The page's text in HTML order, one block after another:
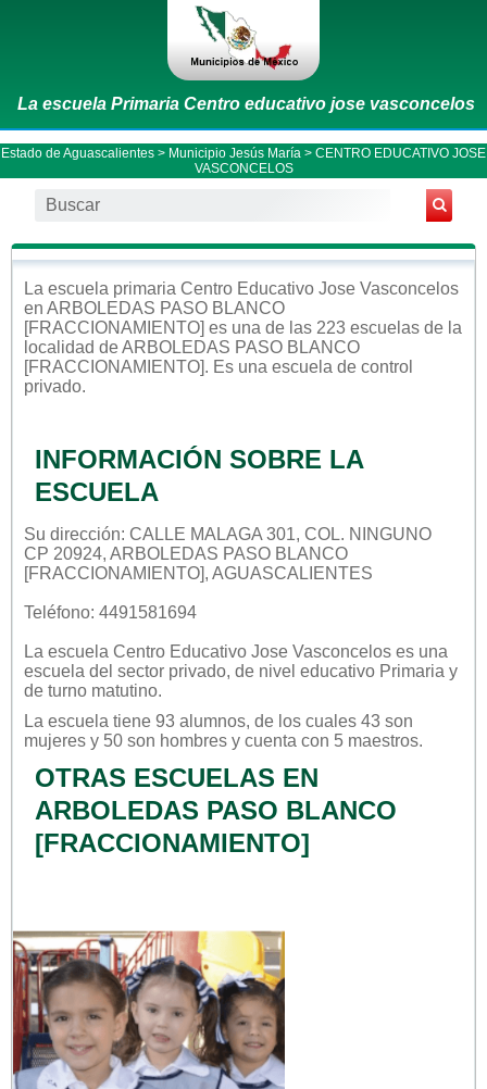
La escuela Primaria Centro educativo jose vasconcelos
Estado de Aguascalientes > Municipio Jesús María > CENTRO EDUCATIVO JOSE
VASCONCELOS
La escuela primaria Centro Educativo Jose Vasconcelos
en ARBOLEDAS PASO BLANCO
[FRACCIONAMIENTO] es una de las 223 escuelas de la
localidad deARBOLEDAS PASO BLANCO
[FRACCIONAMIENTO]. Es una escuela de control
privado.
INFORMACIÓN SOBRE LA
ESCUELA
Su dirección: CALLE MALAGA 301, COL. NINGUNO
CP 20924, ARBOLEDAS PASO BLANCO
[FRACCIONAMIENTO], AGUASCALIENTES
Teléfono: 4491581694
La escuela Centro Educativo Jose Vasconcelos es una
escuela del sector privado, de nivel educativo Primaria y
de turno matutino.
La escuela tiene 93 alumnos, de los cuales 43 son
mujeres y 50 son hombres y cuenta con 5 maestros.
OTRAS ESCUELAS EN
ARBOLEDAS PASO BLANCO
[FRACCIONAMIENTO]